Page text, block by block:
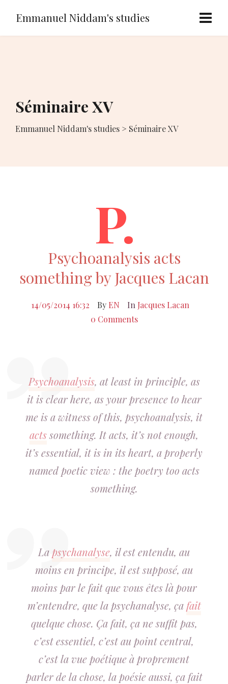
Emmanuel Niddam's studies
Séminaire XV
Emmanuel Niddam's studies > Séminaire XV
P.
Psychoanalysis acts
something by Jacques Lacan
14/05/2014 16:32 By EN In Jacques Lacan
0 Comments
Psychoanalysis, at least in principle, as
it is clear here, as your presence to hear
me is a witness of this, psychoanalysis, it
actssomething. It acts, it’s not enough,
it’s essential, it is in its heart, a properly
named poetic view : the poetry too acts
something.
Lapsychanalyse, il est entendu, au
moins en principe, il est supposé, au
moins par le fait que vous êtes là pour
m’entendre, que la psychanalyse, ça fait
quelque chose. Ça fait, ça ne suffit pas,
c’est essentiel, c’est au point central,
c’est la vue poétique à proprement
parler de la chose, la poésie aussi, ça fait